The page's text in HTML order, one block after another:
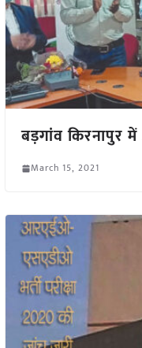
बड़गांव किरनापुर में
March 15, 2021